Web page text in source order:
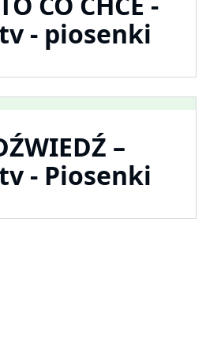
- piosenki
–
- Piosenki